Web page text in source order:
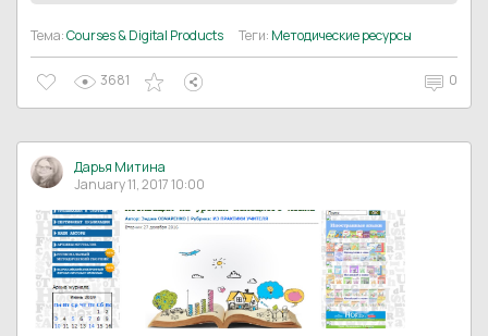
Тема:Courses & Digital Products Теги: Методические ресурсы
3681 0
Дарья Митина
January 11, 2017 10:00